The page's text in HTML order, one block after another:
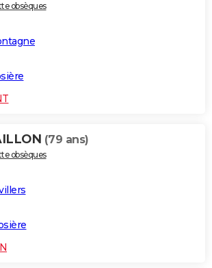
obsèques
(79 ans)
obsèques